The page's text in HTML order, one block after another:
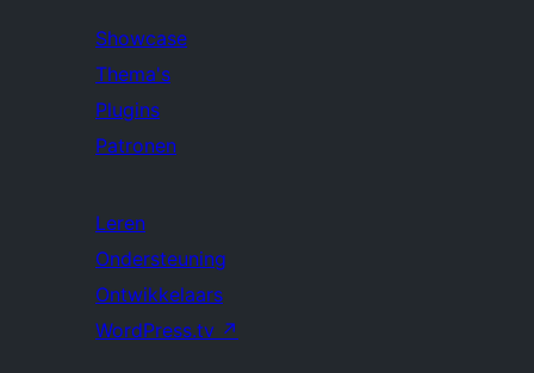
Showcase
Thema's
Plugins
Patronen
Leren
Ondersteuning
Ontwikkelaars
WordPress.tv ↗